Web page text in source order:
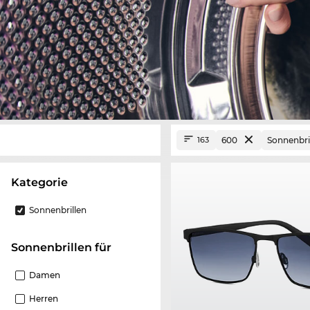
Kategorie
Sonnenbrillen
Sonnenbrillen für
Damen
Herren
163 600